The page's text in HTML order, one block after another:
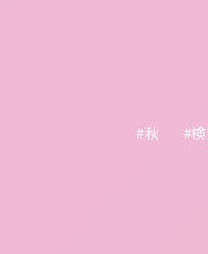
#秋 #